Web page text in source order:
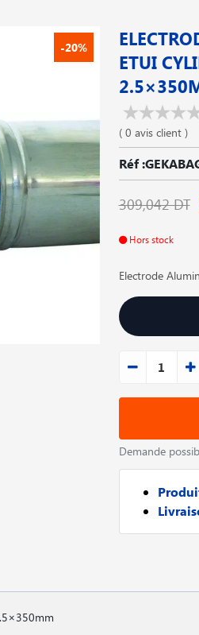
-20%
ETUI
( 0 avis client )
Réf
309,042 DT
Hors stock
Electrode
Demande